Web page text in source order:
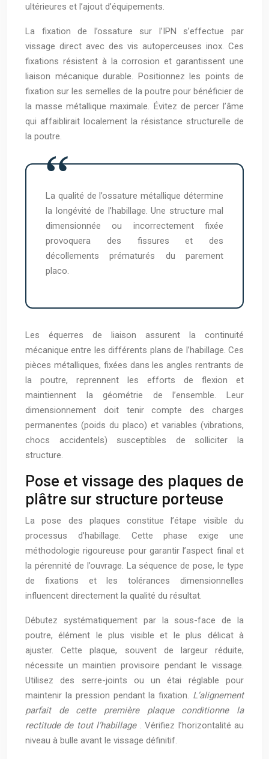
ultérieures et l’ajout d’équipements.
La fixation de l’ossature sur l’IPN s’effectue par
vissage direct avec des vis autoperceuses inox. Ces
fixations résistent à la corrosion et garantissent une
liaison mécanique durable. Positionnez les points de
fixation sur les semelles de la poutre pour bénéficier de
la masse métallique maximale. Évitez de percer l’âme
qui affaiblirait localement la résistance structurelle de
la poutre.
La qualité de l’ossature métallique détermine
la longévité de l’habillage. Une structure mal
dimensionnée ou incorrectement fixée
provoquera des fissures et des
décollements prématurés du parement
placo.
Les équerres de liaison assurent la continuité
mécanique entre les différents plans de l’habillage. Ces
pièces métalliques, fixées dans les angles rentrants de
la poutre, reprennent les efforts de flexion et
maintiennent la géométrie de l’ensemble. Leur
dimensionnement doit tenir compte des charges
permanentes (poids du placo) et variables (vibrations,
chocs accidentels) susceptibles de solliciter la
structure.
Pose et vissage des plaques de
plâtre sur structure porteuse
La pose des plaques constitue l’étape visible du
processus d’habillage. Cette phase exige une
méthodologie rigoureuse pour garantir l’aspect final et
la pérennité de l’ouvrage. La séquence de pose, le type
de fixations et les tolérances dimensionnelles
influencent directement la qualité du résultat.
Débutez systématiquement par la sous-face de la
poutre, élément le plus visible et le plus délicat à
ajuster. Cette plaque, souvent de largeur réduite,
nécessite un maintien provisoire pendant le vissage.
Utilisez des serre-joints ou un étai réglable pour
maintenir la pression pendant la fixation. L’alignement
parfait de cette première plaque conditionne la
rectitude de tout l’habillage
. Vérifiez l’horizontalité au
niveau à bulle avant le vissage définitif.